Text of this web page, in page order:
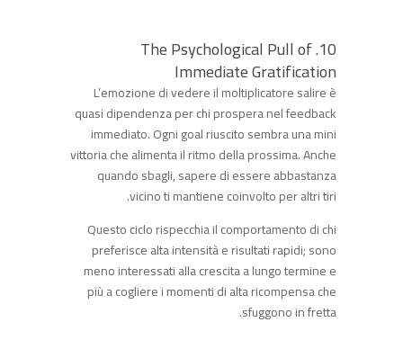
10. The Psychological Pull of
Immediate Gratification
L’emozione di vedere il moltiplicatore salire è
quasi dipendenza per chi prospera nel feedback
immediato. Ogni goal riuscito sembra una mini
vittoria che alimenta il ritmo della prossima. Anche
quando sbagli, sapere di essere abbastanza
vicino ti mantiene coinvolto per altri tiri.
Questo ciclo rispecchia il comportamento di chi
preferisce alta intensità e risultati rapidi; sono
meno interessati alla crescita a lungo termine e
più a cogliere i momenti di alta ricompensa che
sfuggono in fretta.